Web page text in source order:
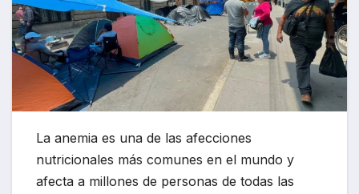
La anemia es una de las afecciones
nutricionales más comunes en el mundo y
afecta a millones de personas de todas las